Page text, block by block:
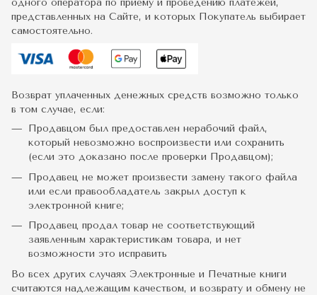
одного оператора по приему и проведению платежей,
представленных на Сайте, и которых Покупатель выбирает
самостоятельно.
Возврат уплаченных денежных средств возможно только
в том случае, если:
Продавцом был предоставлен нерабочий файл,
который невозможно воспроизвести или сохранить
(если это доказано после проверки Продавцом);
Продавец не может произвести замену такого файла
или если правообладатель закрыл доступ к
электронной книге;
Продавец продал товар не соответствующий
заявленным характеристикам товара, и нет
возможности это исправить
Во всех других случаях Электронные и Печатные книги
считаются надлежащим качеством, и возврату и обмену не